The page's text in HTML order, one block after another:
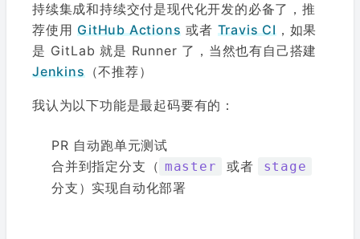
持续集成和持续交付是现代化开发的必备了，推
荐使用GitHub Actions 或者 Travis CI，如果
是 GitLab 就是 Runner 了，当然也有自己搭建
Jenkins（不推荐）
我认为以下功能是最起码要有的：
PR 自动跑单元测试
合并到指定分支（ master 或者 stage
分支）实现自动化部署